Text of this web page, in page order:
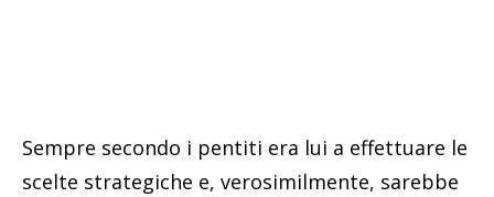
Sempre secondo i pentiti era lui a effettuare le
scelte strategiche e, verosimilmente, sarebbe